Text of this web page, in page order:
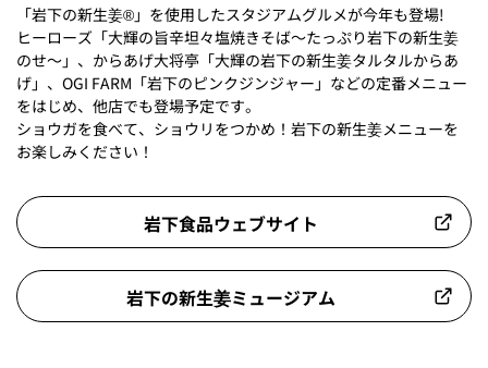
「岩下の新生姜®」を使用したスタジアムグルメが今年も登場!
ヒーローズ「大輝の旨辛坦々塩焼きそば～たっぷり岩下の新生姜
のせ～」、からあげ大将亭「大輝の岩下の新生姜タルタルからあ
げ」、OGI FARM「岩下のピンクジンジャー」などの定番メニュー
をはじめ、他店でも登場予定です。
ショウガを食べて、ショウリをつかめ！岩下の新生姜メニューを
お楽しみください！
岩下食品ウェブサイト
岩下の新生姜ミュージアム